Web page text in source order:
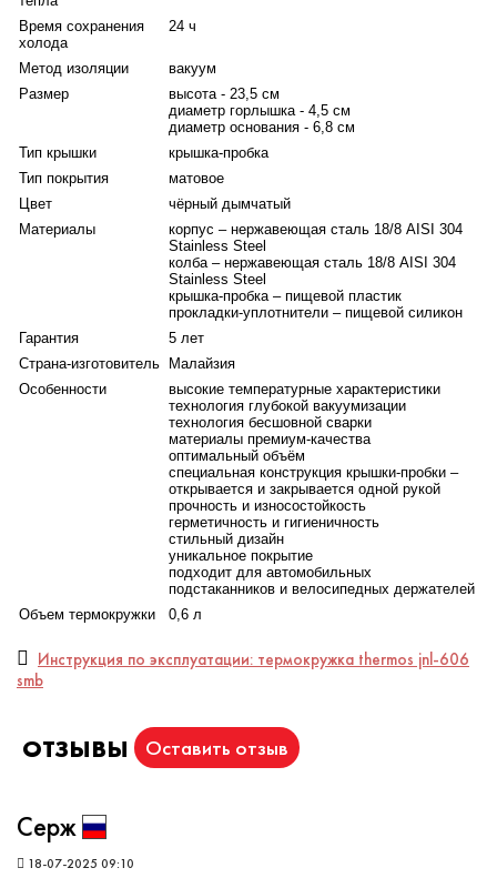
устойчивых к механическим повреждениям и воздействию
высоких температур. Обеспечивающие герметичность
прокладки и уплотнители – из термостойкого пищевого
силикона. Термос полностью соответствует
Международному стандарту качества
Технология создания глубокого вакуума в межстеночном
пространстве обеспечивает высокие температурные
характеристики изделия: термокружка сохраняет напитки
горячими не менее 12 часов, холодными – в течение суток.
Технология бесшовной сварки придает термокружке
дополнительную прочность и способствует сохранению
вакуума между стенками в течение многих лет.
Конструкция термоса рассчитана на максимальное
теплосбережение и особый комфорт в эксплуатации и
уходе. Пить из термокружки очень удобно благодаря
наличию поильника плавной формы, а наличие двух
отверстий – питьевого и воздушного – позволяет
контролировать поток жидкости. Система управления
одной рукой реализована благодаря оригинальным
механизмам крышки-пробки. Термокружкой можно
пользоваться даже на ходу – она легко открывается
простым нажатием на кнопку. При этом верхняя крышка
автоматически откидывается на 180 градусов, фиксируется
и не опрокидывается при питье. Специальное
блокировочное кольцо удерживает крышку в закрытом
положении, поэтому термокружку безопасно носить в сумке
прикосновения. Крышка-пробка полностью разборная, что
позволяет тщательно промыть каждую её деталь.
При большом полезном объеме (600 мл) термокружка весит
всего лишь 240 г, а компактная форма позволяет размещать
Покрытие оригинального дымчато-чёрного цвета,
устойчивое к истиранию, делает внешний вид термокружки
Время сохранения
холода
24 ч
Метод изоляции
вакуум
Размер
высота - 23,5 см
диаметр горлышка - 4,5 см
диаметр основания - 6,8 см
Тип крышки
крышка-пробка
Тип покрытия
матовое
Цвет
чёрный дымчатый
Материалы
корпус – нержавеющая сталь 18/8 AISI 304
Stainless Steel
колба – нержавеющая сталь 18/8 AISI 304
Stainless Steel
крышка-пробка – пищевой пластик
прокладки-уплотнители – пищевой силикон
Гарантия
5 лет
Страна-изготовитель Малайзия
Особенности
высокие температурные характеристики
технология глубокой вакуумизации
технология бесшовной сварки
материалы премиум-качества
оптимальный объём
специальная конструкция крышки-пробки –
открывается и закрывается одной рукой
прочность и износостойкость
герметичность и гигиеничность
стильный дизайн
уникальное покрытие
подходит для автомобильных
подстаканников и велосипедных держателей
Объем термокружки
0,6 л
Инструкция по эксплуатации: термокружка thermos jnl-606
smb
ОТЗЫВЫ Оставить отзыв
Серж
18-07-2025 09:10